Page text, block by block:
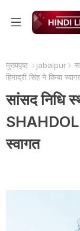
मुख्यपृष्ठ jabalpur
हिमाद्री सिंह ने किया
सांसद निधि
SHAHDOL
स्वागत